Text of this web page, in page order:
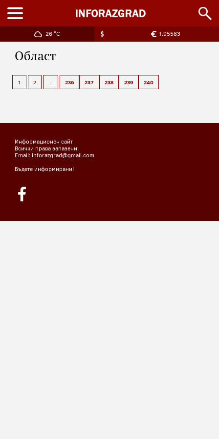
26 °C 1.95583
Област
1 2 ... 236 237 238 239 240
Информационен сайт
Всички права запазени.
Email: inforazgrad@gmail.com
Бъдете информирани!